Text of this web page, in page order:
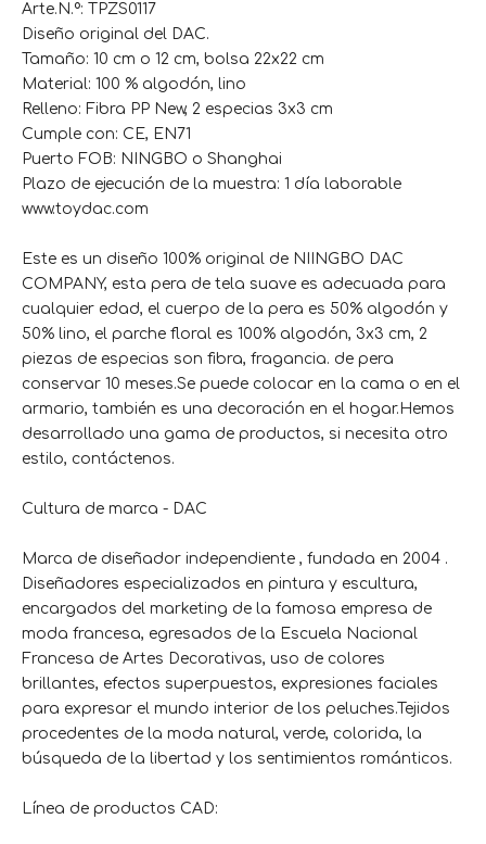
Arte.N.º: TPZS0117
Diseño original del DAC.
Tamaño: 10 cm o 12 cm, bolsa 22x22 cm
Material: 100 % algodón, lino
Relleno: Fibra PP New, 2 especias 3x3 cm
Cumple con: CE, EN71
Puerto FOB: NINGBO o Shanghai
Plazo de ejecución de la muestra: 1 día laborable
www.toydac.com
Este es un diseño 100% original de NIINGBO DAC
COMPANY, esta pera de tela suave es adecuada para
cualquier edad, el cuerpo de la pera es 50% algodón y
50% lino, el parche floral es 100% algodón, 3x3 cm, 2
piezas de especias son fibra, fragancia. de pera
conservar 10 meses.Se puede colocar en la cama o en el
armario, también es una decoración en el hogar.Hemos
desarrollado una gama de productos, si necesita otro
estilo, contáctenos.
Cultura de marca - DAC
Marca de diseñador independiente , fundada en 2004 .
Diseñadores especializados en pintura y escultura,
encargados del marketing de la famosa empresa de
moda francesa, egresados ​​de la Escuela Nacional
Francesa de Artes Decorativas, uso de colores
brillantes, efectos superpuestos, expresiones faciales
para expresar el mundo interior de los peluches.Tejidos
procedentes de la moda natural, verde, colorida, la
búsqueda de la libertad y los sentimientos románticos.
Línea de productos CAD: